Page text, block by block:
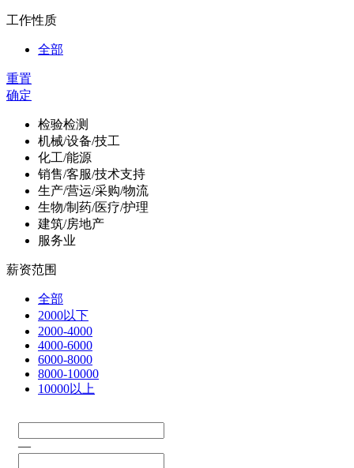
工作性质
全部
重置
确定
检验检测
机械/设备/技工
化工/能源
销售/客服/技术支持
生产/营运/采购/物流
生物/制药/医疗/护理
建筑/房地产
服务业
薪资范围
全部
2000以下
2000-4000
4000-6000
6000-8000
8000-10000
10000以上
—